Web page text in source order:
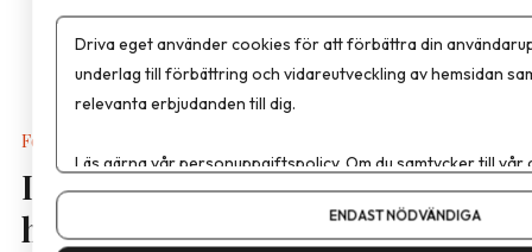
Forskning
Inget stöd för blodsockermätare
hos friska
Driva eget använder cookies för att förbättra din
underlag till förbättring och vidareutveckling av hemsidan
relevanta erbjudanden till dig.
Läs gärna vårpersonuppgiftspolicy. Om du samtycker till vår
Om du vill ändra ditt val i efterhand hittar du den möjligheten
ENDAST NÖDVÄNDIGA